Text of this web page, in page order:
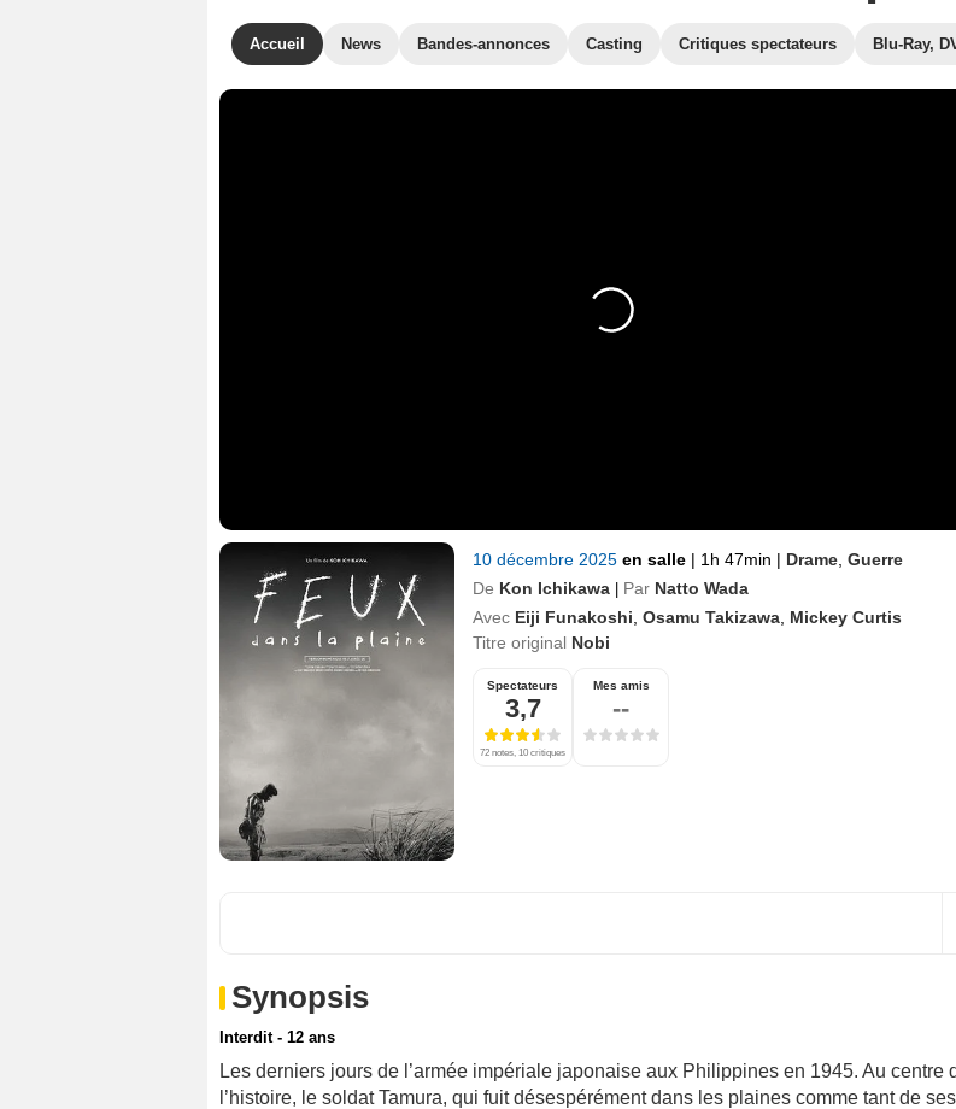
Accueil News Bandes-annonces Casting Critiques spectateurs Blu-Ray,
10 décembre 2025 en salle | 1h 47min | Drame Guerre
De Kon Ichikawa | Par Natto Wada
Avec Eiji Funakoshi Osamu Takizawa Mickey Curtis
Titre original Nobi
Spectateurs
3,7
72 notes, 10 critiques
Mes amis
--
Synopsis
Interdit - 12 ans
Les derniers jours de l’armée impériale japonaise aux Philippines en 1945. Au centre
l’histoire, le soldat Tamura, qui fuit désespérément dans les plaines comme tant de ses